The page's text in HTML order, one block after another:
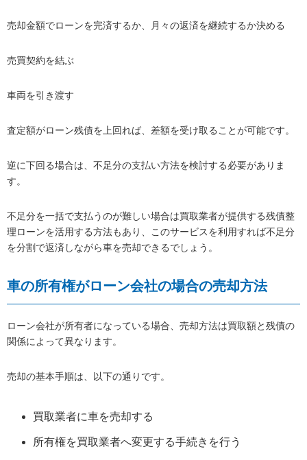
売却金額でローンを完済するか、月々の返済を継続するか決める
売買契約を結ぶ
車両を引き渡す
査定額がローン残債を上回れば、差額を受け取ることが可能です。
逆に下回る場合は、不足分の支払い方法を検討する必要がありま
す。
不足分を一括で支払うのが難しい場合は買取業者が提供する残債整
理ローンを活用する方法もあり、このサービスを利用すれば不足分
を分割で返済しながら車を売却できるでしょう。
車の所有権がローン会社の場合の売却方法
ローン会社が所有者になっている場合、売却方法は買取額と残債の
関係によって異なります。
売却の基本手順は、以下の通りです。
買取業者に車を売却する
所有権を買取業者へ変更する手続きを行う